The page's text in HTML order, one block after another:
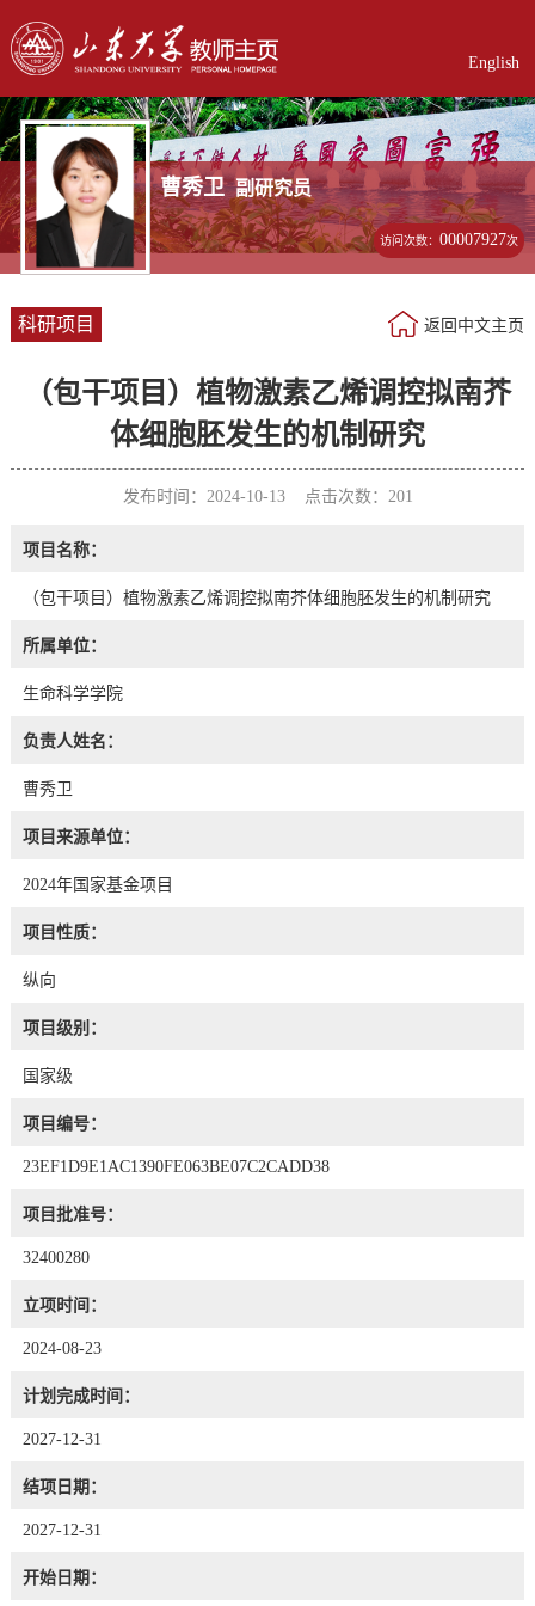
English
曹秀卫 副研究员
访问次数：00007927次
科研项目 返回中文主页
（包干项目）植物激素乙烯调控拟南芥
体细胞胚发生的机制研究
发布时间：2024-10-13 点击次数： 201
项目名称：
（包干项目）植物激素乙烯调控拟南芥体细胞胚发生的机制研究
所属单位：
生命科学学院
负责人姓名：
曹秀卫
项目来源单位：
2024年国家基金项目
项目性质：
纵向
项目级别：
国家级
项目编号：
23EF1D9E1AC1390FE063BE07C2CADD38
项目批准号：
32400280
立项时间：
2024-08-23
计划完成时间：
2027-12-31
结项日期：
2027-12-31
开始日期：